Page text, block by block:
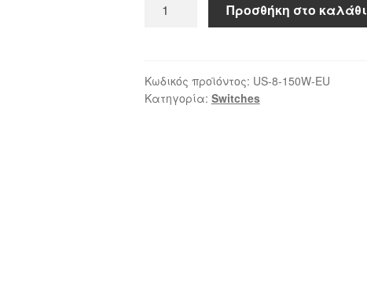
Switch
(150W)
ποσότητα
Προσθήκη στο καλάθι
Κωδικός προϊόντος: US-8-150W-EU
Κατηγορία: Switches